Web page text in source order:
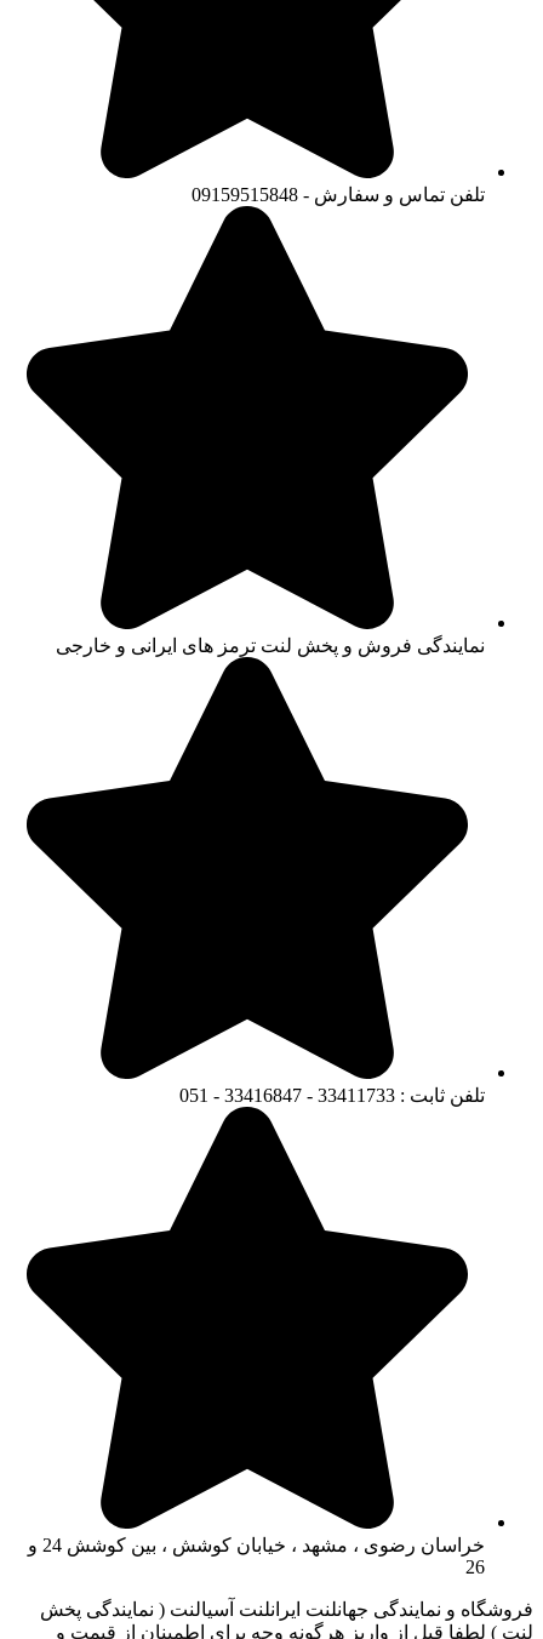
تلفن تماس و سفارش - 09159515848
نمایندگی فروش و پخش لنت ترمز های ایرانی و خارجی
تلفن ثابت : 33411733 - 33416847 - 051
خراسان رضوی ، مشهد ، خیابان کوشش ، بین کوشش 24 و
26
فروشگاه و نمایندگی جهانلنت ایرانلنت آسیالنت ( نمایندگی پخش
لنت ) لطفا قبل از واریز هرگونه وجه برای اطمینان از قیمت و